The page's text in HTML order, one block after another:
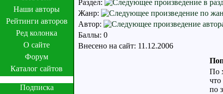
Наши авторы
Рейтинги авторов
Ред колонка
О сайте
Форум
Каталог сайтов
Подписка
Раздел:
Жанр:
Автор:
Баллы: 0
Внесено на сайт: 11.12.2006
По
по